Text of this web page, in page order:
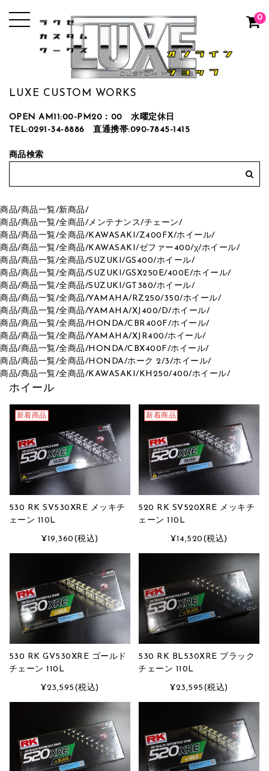
LUXE CUSTOM WORKS
OPEN AM11:00-PM20：00 水曜定休日
TEL:0291-34-8886
直通携帯:090-7845-1415
商品検索
0
商品/商品一覧/新商品/
商品/商品一覧/全商品/メンテナンス/チェーン/
商品/商品一覧/全商品/KAWASAKI/Z400FX/ホイール/
商品/商品一覧/全商品/KAWASAKI/ゼファー400/χ/ホイール/
商品/商品一覧/全商品/SUZUKI/GS400/ホイール/
商品/商品一覧/全商品/SUZUKI/GSX250E/400E/ホイール/
商品/商品一覧/全商品/SUZUKI/GT380/ホイール/
商品/商品一覧/全商品/YAMAHA/RZ250/350/ホイール/
商品/商品一覧/全商品/YAMAHA/XJ400/D/ホイール/
商品/商品一覧/全商品/HONDA/CBR400F/ホイール/
商品/商品一覧/全商品/YAMAHA/XJR400/ホイール/
商品/商品一覧/全商品/HONDA/CBX400F/ホイール/
商品/商品一覧/全商品/HONDA/ホーク 2/3/ホイール/
商品/商品一覧/全商品/KAWASAKI/KH250/400/ホイール/
ホイール
新着商品
530 RK SV530XRE メッキチ
ェーン 110L
¥19,360 (税込)
新着商品
520 RK SV520XRE メッキチ
ェーン 110L
¥14,520 (税込)
530 RK GV530XRE ゴールド
チェーン 110L
¥23,595 (税込)
530 RK BL530XRE ブラック
チェーン 110L
¥23,595 (税込)